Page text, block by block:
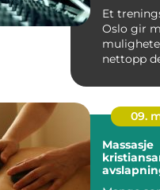
Et
Oslo gir
nettopp
vanskelig
09.
Massasje